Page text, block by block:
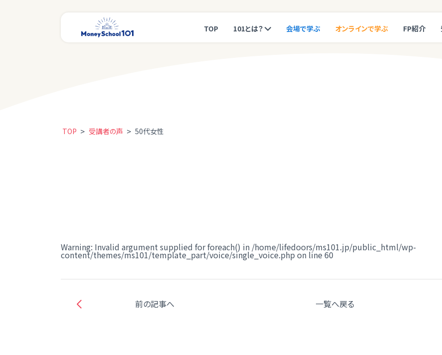
TOP 101とは？ 会場で学ぶ オンラインで学ぶ FP紹介
TOP > 受講者の声 > 50代女性
Warning: Invalid argument supplied for foreach() in /home/lifedoors/ms101.jp/public_html/wp-
content/themes/ms101/template_part/voice/single_voice.php on line 60
前の記事へ 一覧へ戻る